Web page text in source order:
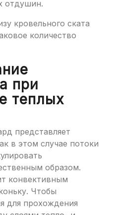
отдушин.
кровельного ската
количество
при
теплых
представляет
в этом случае потоки
образом.
конвективным
Чтобы
для прохождения